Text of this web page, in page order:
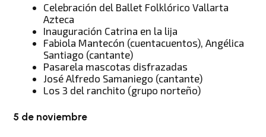
Celebración del Ballet Folklórico Vallarta
Azteca
Inauguración Catrina en la lija
Fabiola Mantecón (cuentacuentos), Angélica
Santiago (cantante)
Pasarela mascotas disfrazadas
José Alfredo Samaniego (cantante)
Los 3 del ranchito (grupo norteño)
5 de noviembre